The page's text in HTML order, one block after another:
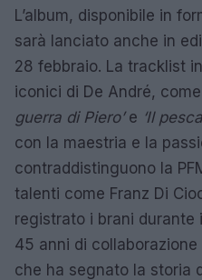
L’album, disponibile in
sarà lanciato anche in
28 febbraio. La tracklist
iconici di De André, come
guerra di Piero’e ‘Il
con la maestria e la
contraddistinguono la
talenti come Franz Di
registrato i brani durante
45 anni di
che ha segnato la storia